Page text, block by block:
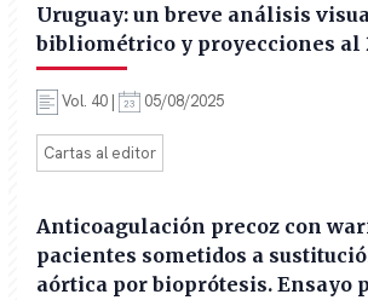
Uruguay: un breve análisis
bibliométrico y proyecciones al
Vol. 40 | 05/08/2025
Cartas al editor
Anticoagulación precoz con
pacientes sometidos a
aórtica por bioprótesis. Ensayo